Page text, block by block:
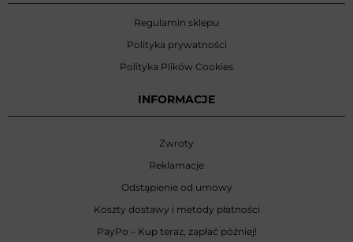
Regulamin sklepu
Polityka prywatności
Polityka Plików Cookies
INFORMACJE
Zwroty
Reklamacje
Odstąpienie od umowy
Koszty dostawy i metody płatności
PayPo – Kup teraz, zapłać później!